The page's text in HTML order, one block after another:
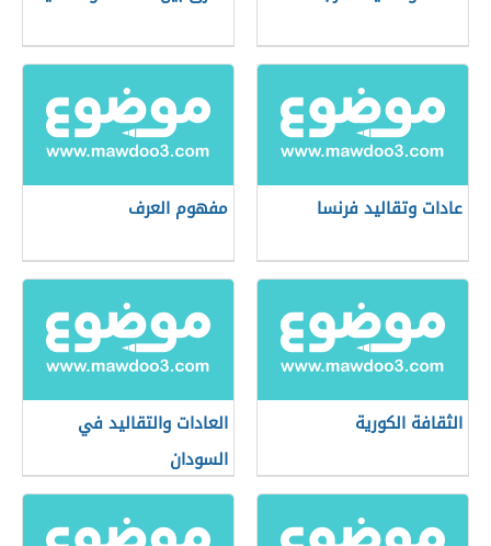
عادات وتقاليد فرنسا مفهوم العرف
الثقافة الكورية
العادات والتقاليد في
السودان